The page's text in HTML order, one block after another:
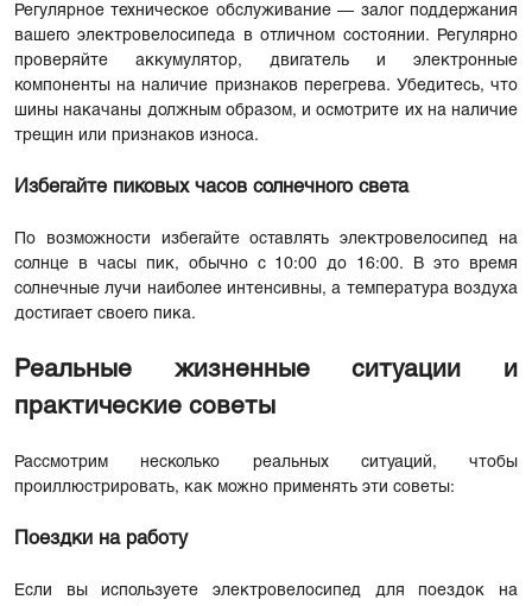
Регулярное техническое обслуживание — залог поддержания
вашего электровелосипеда в отличном состоянии. Регулярно
проверяйте аккумулятор, двигатель и электронные
компоненты на наличие признаков перегрева. Убедитесь, что
шины накачаны должным образом, и осмотрите их на наличие
трещин или признаков износа.
Избегайте пиковых часов солнечного света
По возможности избегайте оставлять электровелосипед на
солнце в часы пик, обычно с 10:00 до 16:00. В это время
солнечные лучи наиболее интенсивны, а температура воздуха
достигает своего пика.
Реальные жизненные ситуации и
практические советы
Рассмотрим несколько реальных ситуаций, чтобы
проиллюстрировать, как можно применять эти советы:
Поездки на работу
Если вы используете электровелосипед для поездок на